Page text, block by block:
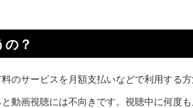
？
のサービスを月額支払いなどで利用する方
動画視聴には不向きです。視聴中に何度